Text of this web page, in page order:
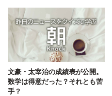
文豪・太宰治の成績表が公開。
数学は得意だった？それとも苦
手？